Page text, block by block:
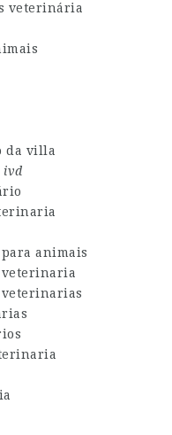
veterinária
da villa
ivd
animais